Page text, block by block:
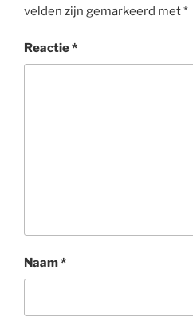
velden zijn gemarkeerd met*
Reactie*
Naam*